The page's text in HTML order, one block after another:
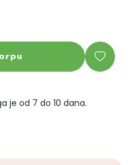
je od 7 do 10 dana.